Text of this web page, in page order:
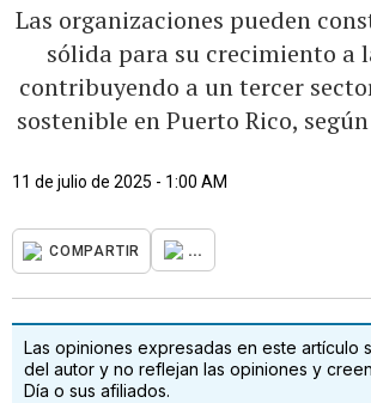
Las organizaciones pueden
sólida para su crecimiento a
contribuyendo a un tercer
sostenible en Puerto Rico,
11 de julio de 2025 - 1:00 AM
COMPARTIR ...
Las opiniones expresadas en este artículo
del autor y no reflejan las opiniones y
Día o sus afiliados.